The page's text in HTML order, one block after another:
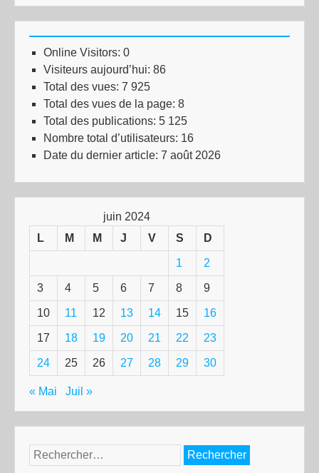
Online Visitors: 0
Visiteurs aujourd’hui: 86
Total des vues: 7 925
Total des vues de la page: 8
Total des publications: 5 125
Nombre total d’utilisateurs: 16
Date du dernier article: 7 août 2026
juin 2024
L
M M J V S D
1 2
3 4 5 6 7 8 9
10 11 12 13 14 15 16
17 18 19 20 21 22 23
24 25 26 27 28 29 30
« Mai Juil »
Rechercher :